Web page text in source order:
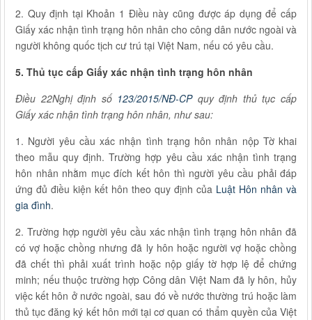
2. Quy định tại Khoản 1 Điều này cũng được áp dụng để cấp
Giấy xác nhận tình trạng hôn nhân cho công dân nước ngoài và
người không quốc tịch cư trú tại Việt Nam, nếu có yêu cầu.
5. Thủ tục cấp Giấy xác nhận tình trạng hôn nhân
Điều 22Nghị định số 123/2015/NĐ-CPquy định thủ tục cấp
Giấy xác nhận tình trạng hôn nhân, như sau:
1. Người yêu cầu xác nhận tình trạng hôn nhân nộp Tờ khai
theo mẫu quy định. Trường hợp yêu cầu xác nhận tình trạng
hôn nhân nhằm mục đích kết hôn thì người yêu cầu phải đáp
ứng đủ điều kiện kết hôn theo quy định của Luật Hôn nhân và
gia đình.
2. Trường hợp người yêu cầu xác nhận tình trạng hôn nhân đã
có vợ hoặc chồng nhưng đã ly hôn hoặc người vợ hoặc chồng
đã chết thì phải xuất trình hoặc nộp giấy tờ hợp lệ để chứng
minh; nếu thuộc trường hợp Công dân Việt Nam đã ly hôn, hủy
việc kết hôn ở nước ngoài, sau đó về nước thường trú hoặc làm
thủ tục đăng ký kết hôn mới tại cơ quan có thẩm quyền của Việt